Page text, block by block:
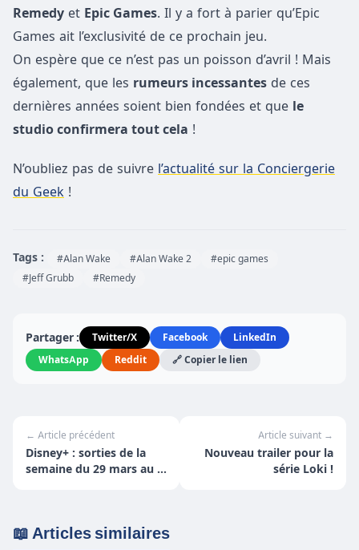
Remedy et Epic Games. Il y a fort à parier qu’Epic
Games ait l’exclusivité de ce prochain jeu.
On espère que ce n’est pas un poisson d’avril ! Mais
également, que les rumeurs incessantes de ces
dernières années soient bien fondées et que le
studio confirmera tout cela !
N’oubliez pas de suivre l’actualité sur la Conciergerie
du Geek !
Tags : #Alan Wake #Alan Wake 2
#epic games
#Jeff Grubb
#Remedy
Partager : Twitter/X Facebook
LinkedIn
WhatsApp
Reddit 🔗 Copier le lien
← Article précédent
Disney+ : sorties de la
semaine du 29 mars au 4
Article suivant →
Nouveau trailer pour la
série Loki !
📖 Articles similaires